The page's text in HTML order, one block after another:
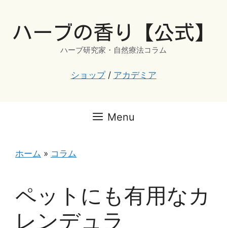
ハーブの香り【公式】
ハーブ研究家・自然療法コラム
ショップ/ アカデミア
Menu
ホーム » コラム
ペットにも有用なカ
レンデュラ